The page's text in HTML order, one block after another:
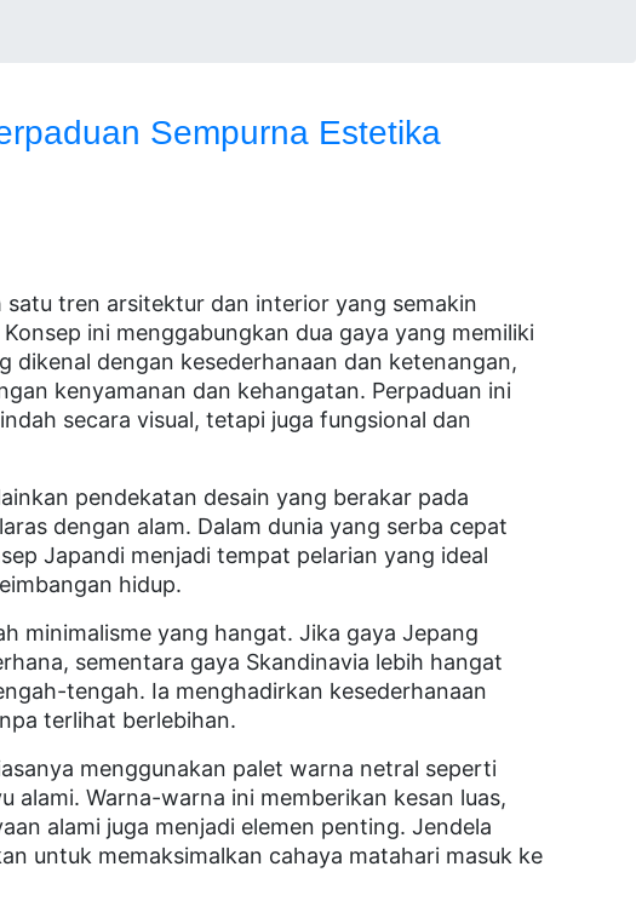
Sempurna Estetika
satu tren arsitektur dan interior yang semakin
ini menggabungkan dua gaya yang memiliki
dikenal dengan kesederhanaan dan ketenangan,
kenyamanan dan kehangatan. Perpaduan ini
secara visual, tetapi juga fungsional dan
pendekatan desain yang berakar pada
dengan alam. Dalam dunia yang serba cepat
Japandi menjadi tempat pelarian yang ideal
hidup.
minimalisme yang hangat. Jika gaya Jepang
sementara gaya Skandinavia lebih hangat
tengah. Ia menghadirkan kesederhanaan
terlihat berlebihan.
menggunakan palet warna netral seperti
alami. Warna-warna ini memberikan kesan luas,
alami juga menjadi elemen penting. Jendela
untuk memaksimalkan cahaya matahari masuk ke